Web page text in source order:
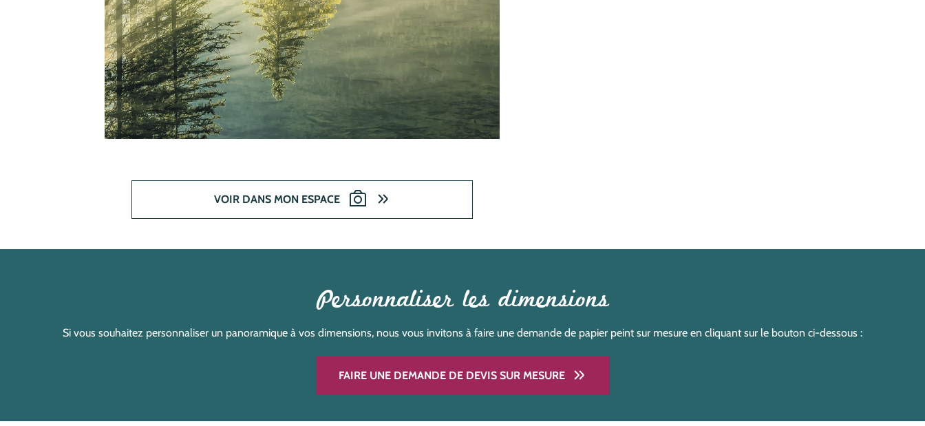
VOIR DANS MON ESPACE
Personnaliser les dimensions
Si vous souhaitez personnaliser un panoramique à vos dimensions, nous vous invitons à faire une demande de papier peint sur mesure en cliquant sur le bouton ci-dessous :
FAIRE UNE DEMANDE DE DEVIS SUR MESURE